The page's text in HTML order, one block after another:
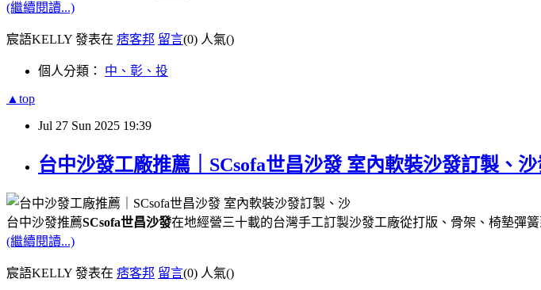
(繼續閱讀...)
宸語KELLY 發表在 痞客邦 留言(0) 人氣()
個人分類： 中、彰、投
▲top
Jul 27 Sun 2025 19:39
台中沙發工廠推薦｜SCsofa世昌沙發 室內軟裝沙發訂製、
台中沙發推薦SCsofa世昌沙發在地經營三十載的台灣手工訂製沙發工廠從打版、骨架、椅墊彈
(繼續閱讀...)
宸語KELLY 發表在 痞客邦 留言(0) 人氣()